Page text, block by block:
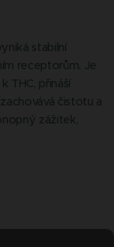
stabilní
receptorům. Je
THC, přináší
čistotu a
zážitek,